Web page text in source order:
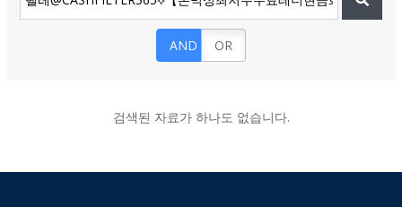
AND OR
검색된 자료가 하나도 없습니다.